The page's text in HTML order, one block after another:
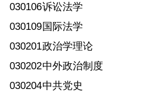
030106诉讼法学
030109国际法学
030201政治学理论
030202中外政治制度
030204中共党史